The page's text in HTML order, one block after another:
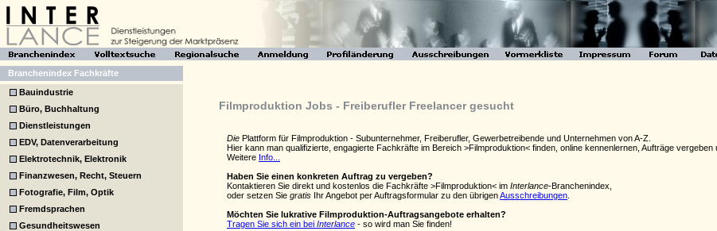
Branchenindex Fachkräfte
Bauindustrie
Büro, Buchhaltung
Dienstleistungen
EDV, Datenverarbeitung
Elektrotechnik, Elektronik
Finanzwesen, Recht, Steuern
Fotografie, Film, Optik
Fremdsprachen
Gesundheitswesen
Filmproduktion Jobs - Freiberufler Freelancer gesucht
Die Plattform für Filmproduktion - Subunternehmer, Freiberufler, Gewerbetreibende und Unternehmen von A-Z.
Hier kann man qualifizierte, engagierte Fachkräfte im Bereich >Filmproduktion< finden, online kennenlernen, Aufträge
Weitere Info...
Haben Sie einen konkreten Auftrag zu vergeben?
Kontaktieren Sie direkt und kostenlos die Fachkräfte >Filmproduktion< im Interlance-Branchenindex,
oder setzen Sie gratis Ihr Angebot per Auftragsformular zu den übrigenAusschreibungen
Möchten Sie lukrative Filmproduktion-Auftragsangebote erhalten?
Tragen Sie sich ein bei Interlance - so wird man Sie finden!